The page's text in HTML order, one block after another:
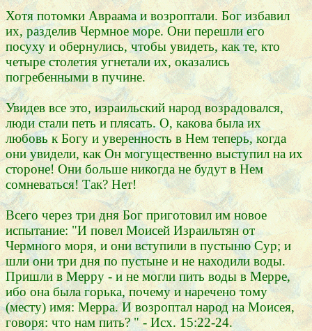
Хотя потомки Авраама и возроптали. Бог избавил
их, разделив Чермное море. Они перешли его
посуху и обернулись, чтобы увидеть, как те, кто
четыре столетия угнетали их, оказались
погребенными в пучине.
Увидев все это, израильский народ возрадовался,
люди стали петь и плясать. О, какова была их
любовь к Богу и уверенность в Нем теперь, когда
они увидели, как Он могущественно выступил на их
стороне! Они больше никогда не будут в Нем
сомневаться! Так? Нет!
Всего через три дня Бог приготовил им новое
испытание: "И повел Моисей Израильтян от
Чермного моря, и они вступили в пустыню Сур; и
шли они три дня по пустыне и не находили воды.
Пришли в Мерру - и не могли пить воды в Мерре,
ибо она была горька, почему и наречено тому
(месту) имя: Мерра. И возроптал народ на Моисея,
говоря: что нам пить? " - Исх. 15:22-24.